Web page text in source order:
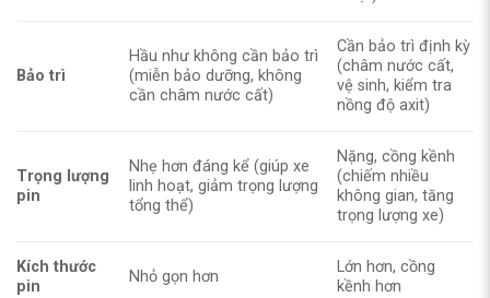
Bảo trì
Hầu như không cần bảo trì
(miễn bảo dưỡng, không
cần châm nước cất)
Cần bảo trì định kỳ
(châm nước cất,
vệ sinh, kiểm tra
nồng độ axit)
Trọng lượng
pin
Nhẹ hơn đáng kể (giúp xe
linh hoạt, giảm trọng lượng
tổng thể)
Nặng, cồng kềnh
(chiếm nhiều
không gian, tăng
trọng lượng xe)
Kích thước
pin
Nhỏ gọn hơn
Lớn hơn, cồng
kềnh hơn